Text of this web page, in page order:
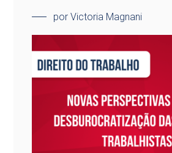
por Victoria Magnani